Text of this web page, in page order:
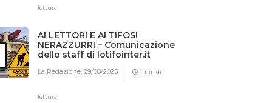
lettura
AI LETTORI E AI TIFOSI
NERAZZURRI – Comunicazione
dello staff di Iotifointer.it
La Redazione,29/08/2025 1 min di
lettura